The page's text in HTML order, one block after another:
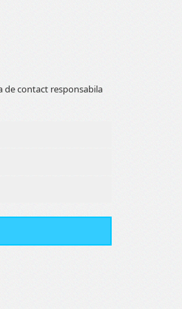
de contact responsabila